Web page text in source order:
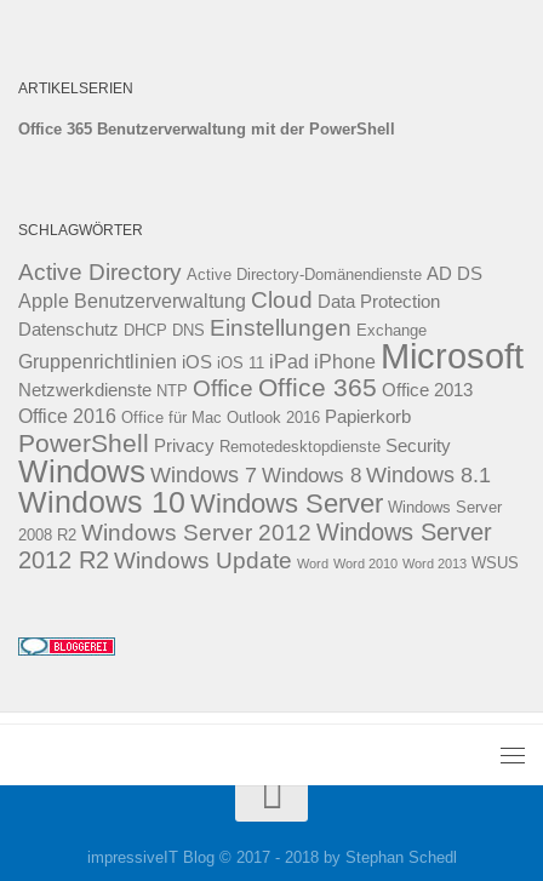
ARTIKELSERIEN
Office 365 Benutzerverwaltung mit der PowerShell
SCHLAGWÖRTER
Active Directory Active Directory-Domänendienste AD DS
Apple Benutzerverwaltung Cloud Data Protection
Datenschutz DHCP DNS Einstellungen Exchange
Gruppenrichtlinien iOS iOS 11 iPad iPhone Microsoft
Netzwerkdienste NTP Office Office 365 Office 2013
Office 2016 Office für Mac Outlook 2016 Papierkorb
PowerShell Privacy Remotedesktopdienste Security
Windows Windows 7 Windows 8 Windows 8.1
Windows 10 Windows Server Windows Server
2008 R2 Windows Server 2012 Windows Server
2012 R2 Windows Update Word Word 2010 Word 2013 WSUS
impressiveIT Blog © 2017 - 2018 by Stephan Schedl